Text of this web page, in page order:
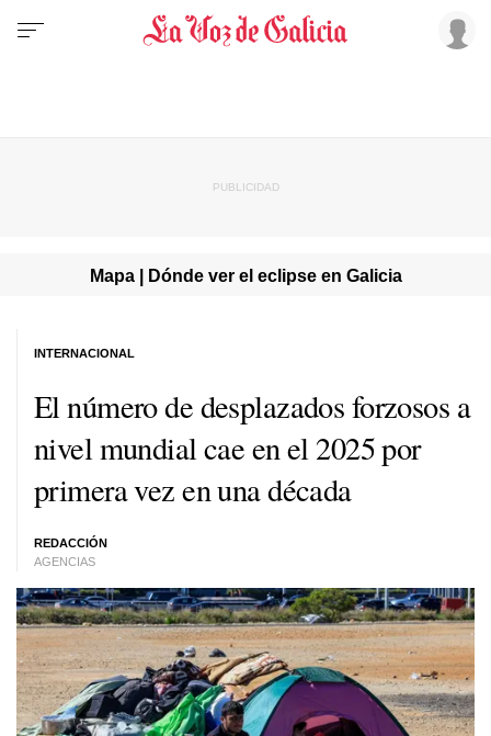
Mapa | Dónde ver el eclipse en Galicia
El número de desplazados forzosos a
nivel mundial cae en el 2025 por
primera vez en una década
REDACCIÓN
AGENCIAS
INTERNACIONAL